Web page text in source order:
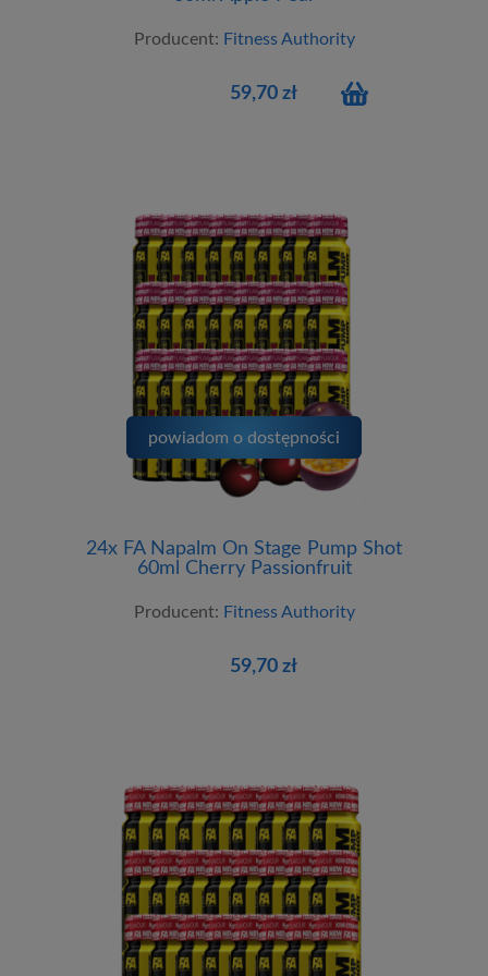
Producent: Fitness Authority
59,70 zł
24x FA Napalm On Stage Pump Shot
60ml Cherry Passionfruit
Producent: Fitness Authority
59,70 zł
powiadom o dostępności